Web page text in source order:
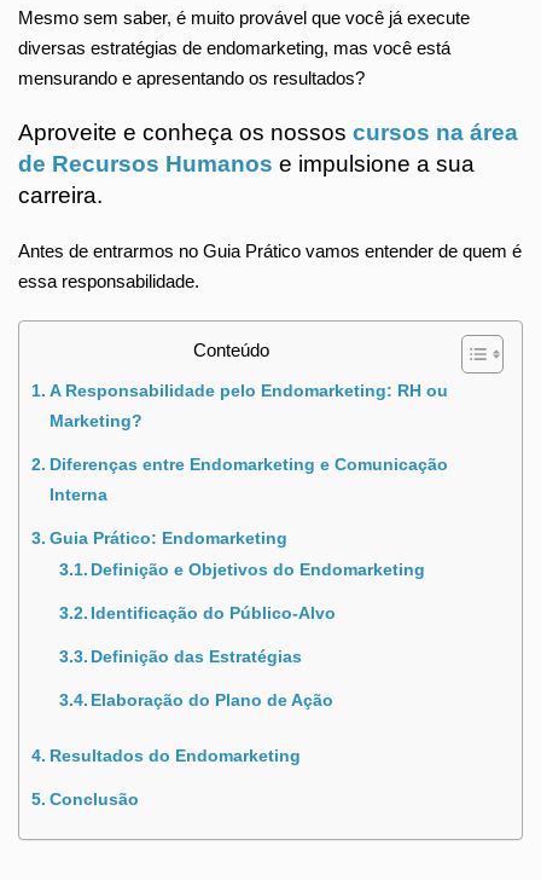
Mesmo sem saber, é muito provável que você já execute
diversas estratégias de endomarketing, mas você está
mensurando e apresentando os resultados?
Aproveite e conheça os nossos cursos na área
de Recursos Humanos e impulsione a sua
carreira.
Antes de entrarmos no Guia Prático vamos entender de quem é
essa responsabilidade.
Conteúdo
A Responsabilidade pelo Endomarketing: RH ou
Marketing?
Diferenças entre Endomarketing e Comunicação
Interna
Guia Prático: Endomarketing
Definição e Objetivos do Endomarketing
Identificação do Público-Alvo
Definição das Estratégias
Elaboração do Plano de Ação
Resultados do Endomarketing
Conclusão